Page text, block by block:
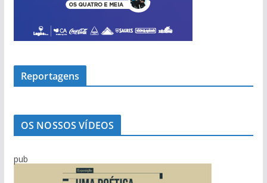
Reportagens
OS NOSSOS VÍDEOS
pub